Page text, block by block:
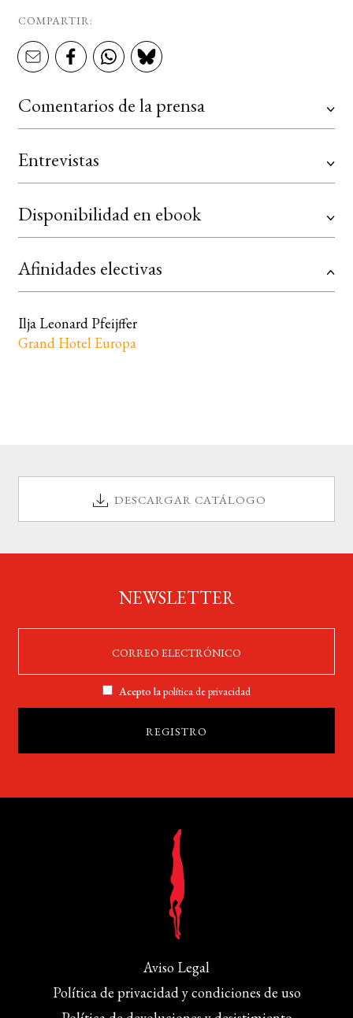
COMPARTIR:
Comentarios de la prensa
Entrevistas
Disponibilidad en ebook
Afinidades electivas
Ilja Leonard Pfeijffer
Grand Hotel Europa
DESCARGAR CATÁLOGO
NEWSLETTER
Acepto lapolítica de privacidad
Aviso Legal
Política de privacidad y condiciones de uso